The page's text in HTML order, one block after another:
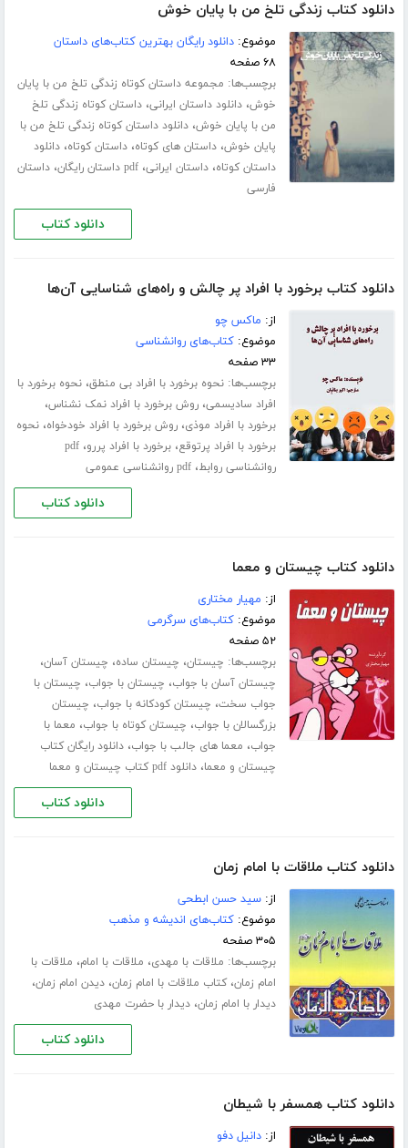
دانلود کتاب زندگی تلخ من با پایان خوش
موضوع:دانلود رایگان بهترین کتاب‌های داستان
۶۸ صفحه
برچسب‌ها: مجموعه داستان کوتاه زندگی تلخ من با پایان
خوش،دانلود داستان ایرانی،داستان کوتاه زندگی تلخ
من با پایان خوش،دانلود داستان کوتاه زندگی تلخ من با
پایان خوش،داستان های کوتاه،داستان کوتاه،دانلود
داستان کوتاه،داستان ایرانی،pdf داستان رایگان ،داستان
فارسی
دانلود کتاب
دانلود کتاب برخورد با افراد پر چالش و راه‌های شناسایی آن‌ها
از: ماکس چو
موضوع:کتاب‌های روانشناسی
۳۳ صفحه
برچسب‌ها:نحوه برخورد با افراد بی منطق،نحوه برخورد با
افراد سادیسمی،روش برخورد با افراد نمک نشناس،
برخورد با افراد موذی،روش برخورد با افراد خودخواه،نحوه
برخورد با افراد پرتوقع،برخورد با افراد پررو،pdf
روانشناسی روابط،pdf روانشناسی عمومی
دانلود کتاب
دانلود کتاب چیستان و معما
از: مهیار مختاری
موضوع:کتاب‌های سرگرمی
۵۲ صفحه
برچسب‌ها: چیستان، چیستان ساده، چیستان آسان،
چیستان آسان با جواب، چیستان با جواب، چیستان با
جواب سخت، چیستان کودکانه با جواب، چیستان
بزرگسالان با جواب، چیستان کوتاه با جواب، معما با
جواب، معما های جالب با جواب،دانلود رایگان کتاب
چیستان و معما،دانلود pdf کتاب چیستان و معما
دانلود کتاب
دانلود کتاب ملاقات با امام زمان
از:سید حسن ابطحی
موضوع:کتاب‌های اندیشه و مذهب
۳۰۵ صفحه
برچسب‌ها: ملاقات با مهدی، ملاقات با امام، ملاقات با
امام زمان،کتاب ملاقات با امام زمان،دیدن امام زمان،
دیدار با امام زمان،دیدار با حضرت مهدی
دانلود کتاب
دانلود کتاب همسفر با شیطان
از:دانیل دفو